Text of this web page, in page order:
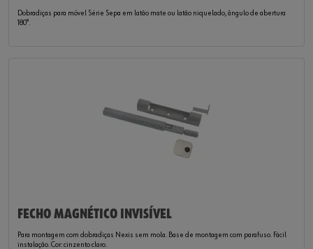
Dobradiças para móvel Série Sepa em latão mate ou latão niquelado, ângulo de abertura
180°.
FECHO MAGNÉTICO INVISÍVEL
Para montagem com dobradiças Nexis sem mola. Base de montagem com parafuso. Fácil
instalação. Cor: cinzento claro.